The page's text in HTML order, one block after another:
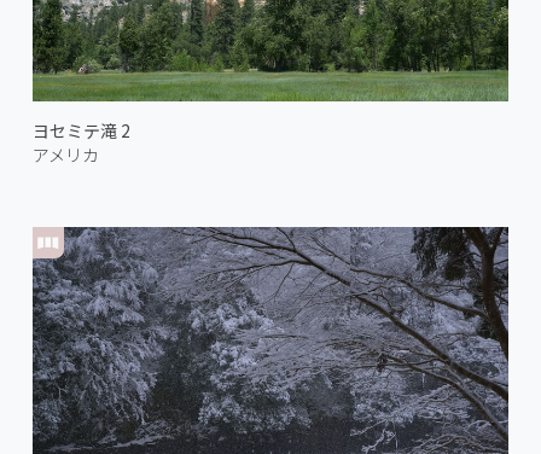
ヨセミテ滝 2
アメリカ